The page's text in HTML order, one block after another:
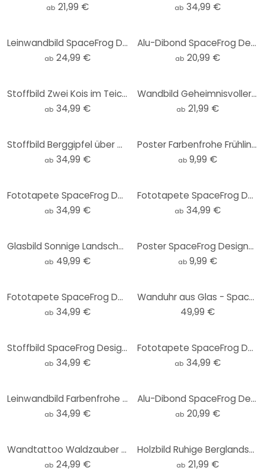
ab 21,99 € ab 34,99 €
Leinwandbild SpaceFrog Designs - Rosa Sonne
ab 24,99 €
Alu-Dibond SpaceFrog Designs - Goldener Oktopus - Rund
ab 20,99 €
Stoffbild Zwei Kois im Teich - SpaceFrog Designs - Panorama
ab 34,99 €
Wandbild Geheimnisvoller Nebel im Wald - SpaceFrog Designs - Rund - Alu-Dibond
ab 21,99 €
Stoffbild Berggipfel über den Wolken - SpaceFrog Designs - Panorama
ab 34,99 €
Poster Farbenfrohe Frühlingswiese - SpaceFrog Designs
ab 9,99 €
Fototapete SpaceFrog Designs - Indigoblau - Rund - Selbstklebend/Vlies
ab 34,99 €
Fototapete SpaceFrog Designs - Goldener Oktopus - Rund - Selbstklebend/Vlies
ab 34,99 €
Glasbild Sonnige Landschaft in Blau und Gold - SpaceFrog Designs - Rund
ab 49,99 €
Poster SpaceFrog Designs - Goldener Oktopus
ab 9,99 €
Fototapete SpaceFrog Designs - Nebliger Wald - Rund - Selbstklebend/Vlies
ab 34,99 €
Wanduhr aus Glas - SpaceFrog Designs - Morgenruhe - Ø 30 cm
49,99 €
Stoffbild SpaceFrog Designs - Herbstmorgen - Panorama
ab 34,99 €
Fototapete SpaceFrog Designs - Blau und Gold - Rund - Selbstklebend/Vlies
ab 34,99 €
Leinwandbild Farbenfrohe Frühlingswiese - SpaceFrog Designs
ab 34,99 €
Alu-Dibond SpaceFrog Designs - Rosa Sonne - Rund
ab 20,99 €
Wandtattoo Waldzauber bei Sonnenuntergang - SpaceFrog Designs - Rund
ab 24,99 €
Holzbild Ruhige Berglandschaft in der Dämmerung - SpaceFrog Designs - Rund
ab 21,99 €